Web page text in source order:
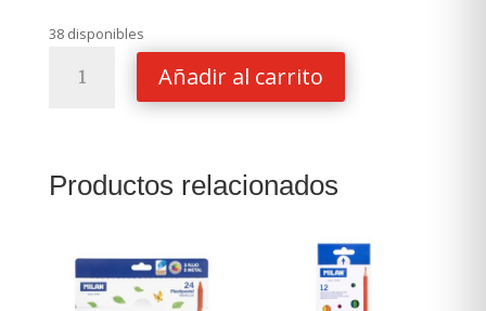
38 disponibles
Borrador
cantidad
Añadir al carrito
Productos relacionados